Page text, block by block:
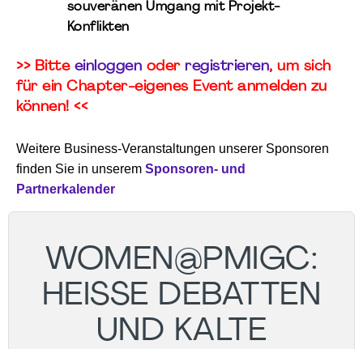
souveränen Umgang mit Projekt-
Konflikten
>> Bitte einloggen oder registrieren, um sich
für ein Chapter-eigenes Event anmelden zu
können! <<
Weitere Business-Veranstaltungen unserer Sponsoren
finden Sie in unserem Sponsoren- und
Partnerkalender
WOMEN@PMIGC:
HEISSE DEBATTEN U
ND KALTE K